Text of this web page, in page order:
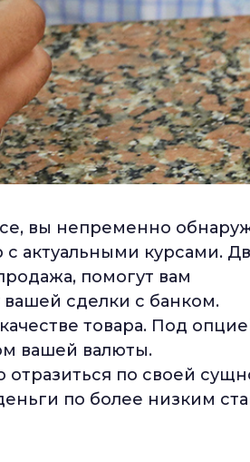
вы непременно
актуальными курсами.
помогут вам
сделки с банком.
товара. Под
вашей валюты.
по своей
по более низким